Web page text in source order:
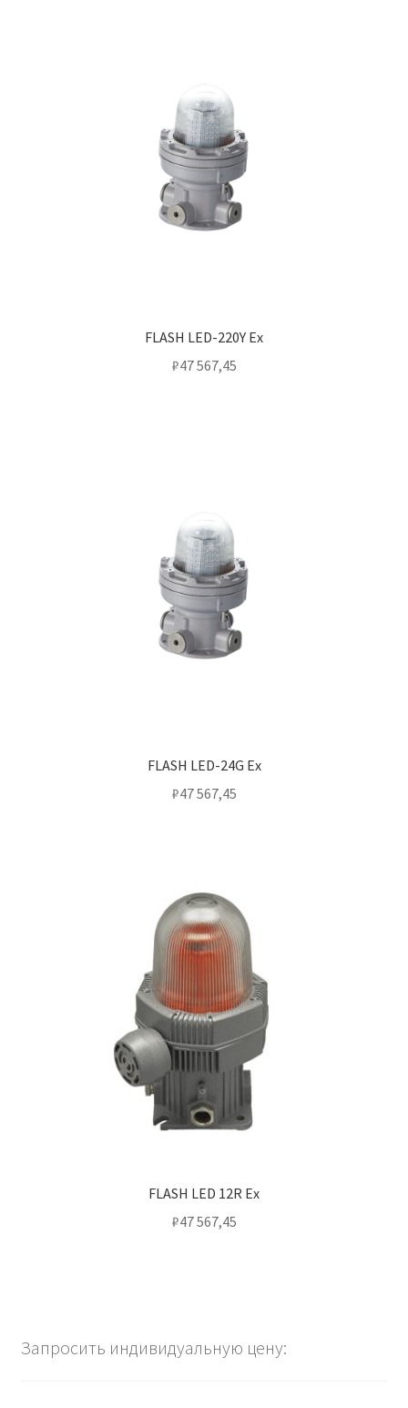
FLASH LED-220Y Ex
₽47 567,45
FLASH LED-24G Ex
₽47 567,45
FLASH LED 12R Ex
₽47 567,45
Запросить индивидуальную цену: